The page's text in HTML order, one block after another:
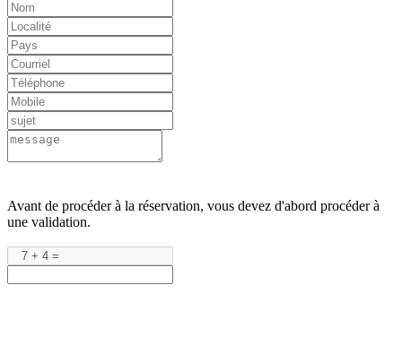
Avant de procéder à la réservation, vous devez d'abord procéder à
une validation.